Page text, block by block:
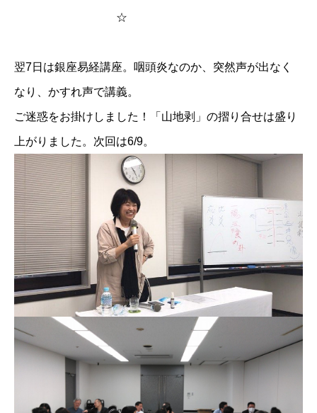
☆
翌7日は銀座易経講座。咽頭炎なのか、突然声が出なく
なり、かすれ声で講義。
ご迷惑をお掛けしました！「山地剥」の摺り合せは盛り
上がりました。次回は6/9。